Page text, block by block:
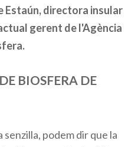
Estaún, directora insular
gerent de l'Agència
BIOSFERA DE
senzilla, podem dir que la